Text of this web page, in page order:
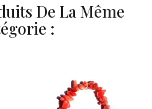
De La Même
: